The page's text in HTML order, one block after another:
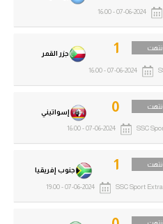
انتهت
جنوب إفريقيا 1
SSC Sport Extra
07-06-2024 - 19:00
إسواتيني 0
SSC
07-06-2024 - 16:00
جزر القمر 1
07-06-2024 - 16:00
07-06-2024 - 16:00